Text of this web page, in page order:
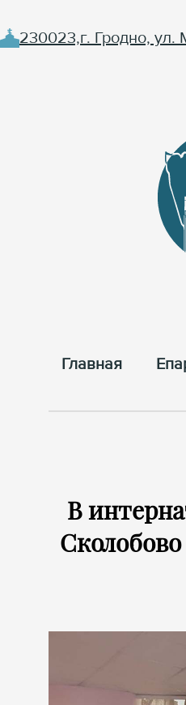
230023,г. Гродно, ул.
Главная
В